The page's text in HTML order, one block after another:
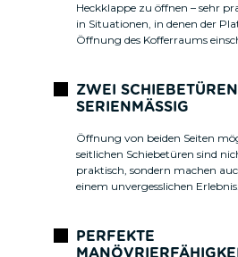
Heckklappe zu öffnen – sehr
in Situationen, in denen der
Öffnung des Kofferraums
ZWEI SCHIEBETÜREN
SERIENMÄSSIG
Öffnung von beiden Seiten
seitlichen Schiebetüren sind
praktisch, sondern machen
einem unvergesslichen Erlebnis.
PERFEKTE